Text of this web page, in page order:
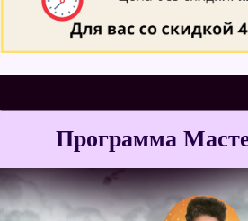
Программа